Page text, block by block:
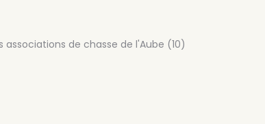
de chasse de l'Aube (10)